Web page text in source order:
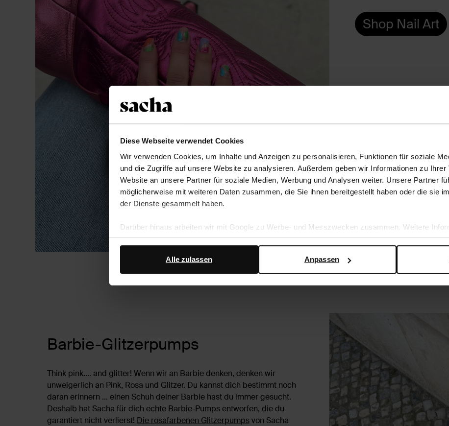
Diese Webseite verwendet Cookies
Wir verwenden Cookies, um Inhalte und Anzeigen zu personalisieren, Funktionen für soziale
und die Zugriffe auf unsere Website zu analysieren. Außerdem geben wir Informationen zu Ihrer
Website an unsere Partner für soziale Medien, Werbung und Analysen weiter. Unsere Partner
möglicherweise mit weiteren Daten zusammen, die Sie ihnen bereitgestellt haben oder die sie
der Dienste gesammelt haben.
Darüber hinaus arbeiten wir mit Google zu Werbe- und Messzwecken zusammen. Weitere
Google Ihre personenbezogenen Daten verwendet, finden Sie auf derSeite zur
Anpassen
Alle zulassen
Shop Nail Art
Barbie-Glitzerpumps
Think pink…. and glitter! Wenn wir an Barbie denken, denken wir
unweigerlich an Pink, Rosa und Glitzer. Du kannst dich bestimmt noch
daran erinnern ... einen Schuh deiner Barbie hast du immer gesucht.
Deshalb hat Sacha für dich echte Barbie-Pumps entworfen, die du
garantiert nicht verlierst! Die rosafarbenen Glitzerpumpsvon Sacha